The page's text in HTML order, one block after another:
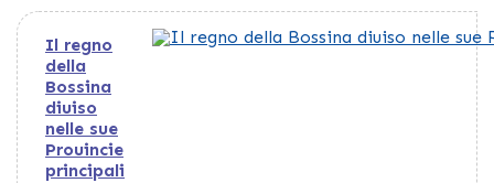
Il regno
della
Bossina
diuiso
nelle sue
Prouincie
principali